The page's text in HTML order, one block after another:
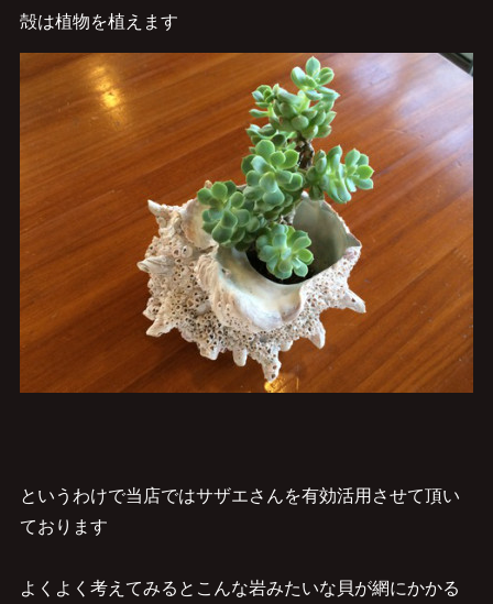
殻は植物を植えます
というわけで当店ではサザエさんを有効活用させて頂い
ております
よくよく考えてみるとこんな岩みたいな貝が網にかかる